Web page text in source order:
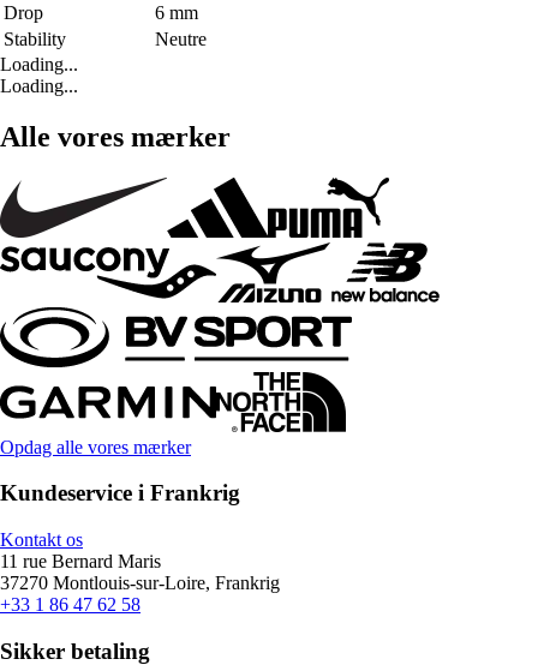
Drop
6 mm
Stability
Neutre
Loading...
Loading...
Alle vores mærker
Opdag alle vores mærker
Kundeservice i Frankrig
Kontakt os
11 rue Bernard Maris
37270 Montlouis-sur-Loire, Frankrig
+33 1 86 47 62 58
Sikker betaling